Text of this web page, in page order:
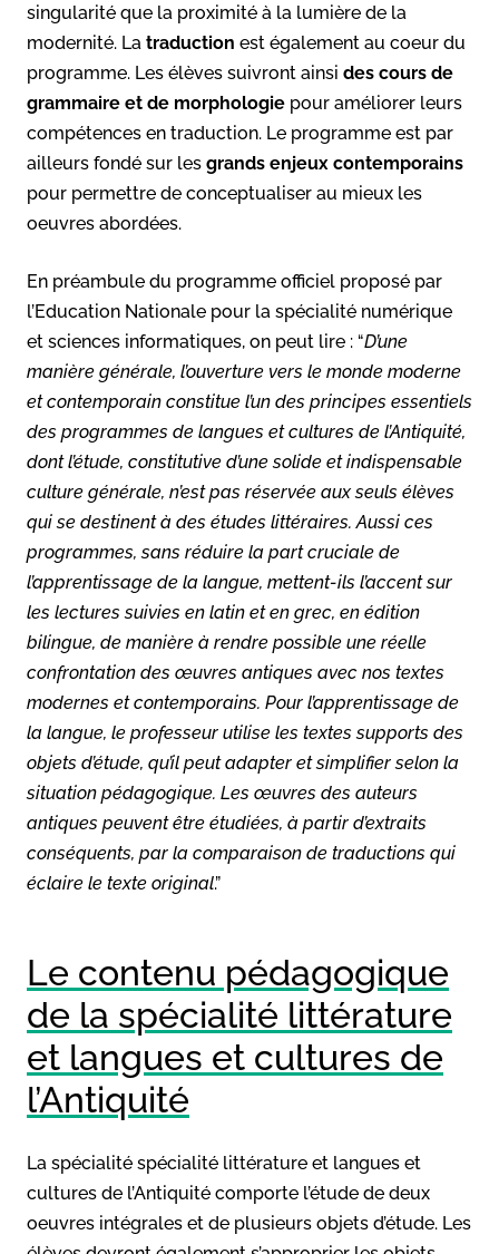
singularité que la proximité à la lumière de la
modernité. La traduction est également au coeur du
programme. Les élèves suivront ainsi des cours de
grammaire et de morphologie pour améliorer leurs
compétences en traduction. Le programme est par
ailleurs fondé sur les grands enjeux contemporains
pour permettre de conceptualiser au mieux les
oeuvres abordées.
En préambule du programme officiel proposé par
l’Education Nationale pour la spécialité numérique
et sciences informatiques, on peut lire : “D’une
manière générale, l’ouverture vers le monde moderne
et contemporain constitue l’un des principes essentiels
des programmes de langues et cultures de l’Antiquité,
dont l’étude, constitutive d’une solide et indispensable
culture générale, n’est pas réservée aux seuls élèves
qui se destinent à des études littéraires. Aussi ces
programmes, sans réduire la part cruciale de
l’apprentissage de la langue, mettent-ils l’accent sur
les lectures suivies en latin et en grec, en édition
bilingue, de manière à rendre possible une réelle
confrontation des œuvres antiques avec nos textes
modernes et contemporains. Pour l’apprentissage de
la langue, le professeur utilise les textes supports des
objets d’étude, qu’il peut adapter et simplifier selon la
situation pédagogique. Les œuvres des auteurs
antiques peuvent être étudiées, à partir d’extraits
conséquents, par la comparaison de traductions qui
éclaire le texte original.”
Le contenu pédagogique
de la spécialité littérature
et langues et cultures de
l’Antiquité
La spécialité spécialité littérature et langues et
cultures de l’Antiquité comporte l’étude de deux
oeuvres intégrales et de plusieurs objets d’étude. Les